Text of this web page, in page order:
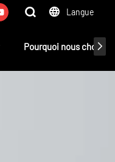
Langue
Pourquoi nous choisir ?